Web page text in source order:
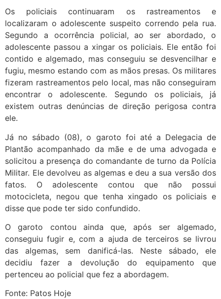
Os policiais continuaram os rastreamentos e
localizaram o adolescente suspeito correndo pela rua.
Segundo a ocorrência policial, ao ser abordado, o
adolescente passou a xingar os policiais. Ele então foi
contido e algemado, mas conseguiu se desvencilhar e
fugiu, mesmo estando com as mãos presas. Os militares
fizeram rastreamentos pelo local, mas não conseguiram
encontrar o adolescente. Segundo os policiais, já
existem outras denúncias de direção perigosa contra
ele.
Já no sábado (08), o garoto foi até a Delegacia de
Plantão acompanhado da mãe e de uma advogada e
solicitou a presença do comandante de turno da Polícia
Militar. Ele devolveu as algemas e deu a sua versão dos
fatos. O adolescente contou que não possui
motocicleta, negou que tenha xingado os policiais e
disse que pode ter sido confundido.
O garoto contou ainda que, após ser algemado,
conseguiu fugir e, com a ajuda de terceiros se livrou
das algemas, sem danificá-las. Neste sábado, ele
decidiu fazer a devolução do equipamento que
pertenceu ao policial que fez a abordagem.
Fonte: Patos Hoje